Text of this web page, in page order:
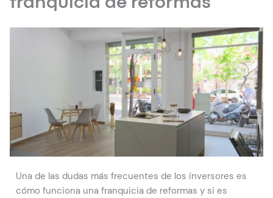
franquicia de reformas
Una de las dudas más frecuentes de los inversores es
cómo funciona una franquicia de reformas y si es